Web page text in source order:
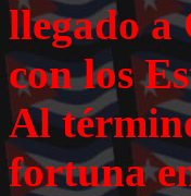
llegado a
con los
Al
fortuna